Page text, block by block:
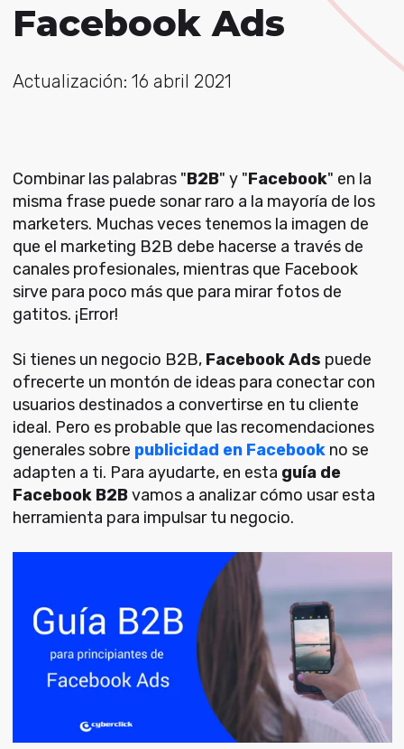
Facebook Ads
Actualización: 16 abril 2021
Combinar las palabras "B2B" y "Facebook" en la
misma frase puede sonar raro a la mayoría de los
marketers. Muchas veces tenemos la imagen de
que el marketing B2B debe hacerse a través de
canales profesionales, mientras que Facebook
sirve para poco más que para mirar fotos de
gatitos. ¡Error!
Si tienes un negocio B2B, Facebook Ads puede
ofrecerte un montón de ideas para conectar con
usuarios destinados a convertirse en tu cliente
ideal. Pero es probable que las recomendaciones
generales sobre publicidad en Facebookno se
adapten a ti. Para ayudarte, en esta guía de
Facebook B2Bvamos a analizar cómo usar esta
herramienta para impulsar tu negocio.